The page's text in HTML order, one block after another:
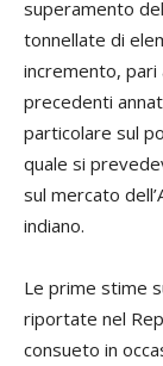
superamento
tonnellate di
incremento, pari
precedenti
particolare sul
quale si
sul mercato
indiano.
Le prime stime
riportate nel
consueto in